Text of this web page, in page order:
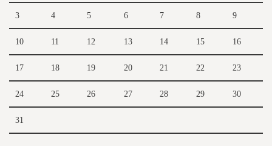
3 4 5 6 7 8 9
10 11 12 13 14 15 16
17 18 19 20 21 22 23
24 25 26 27 28 29 30
31